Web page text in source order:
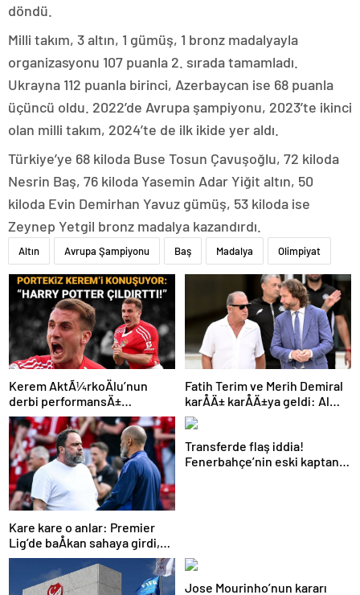
döndü.
Milli takım, 3 altın, 1 gümüş, 1 bronz madalyayla
organizasyonu 107 puanla 2. sırada tamamladı.
Ukrayna 112 puanla birinci, Azerbaycan ise 68 puanla
üçüncü oldu. 2022’de Avrupa şampiyonu, 2023’te ikinci
olan milli takım, 2024’te de ilk ikide yer aldı.
Türkiye’ye 68 kiloda Buse Tosun Çavuşoğlu, 72 kiloda
Nesrin Baş, 76 kiloda Yasemin Adar Yiğit altın, 50
kiloda Evin Demirhan Yavuz gümüş, 53 kiloda ise
Zeynep Yetgil bronz madalya kazandırdı.
Altın Avrupa Şampiyonu Baş Madalya Olimpiyat
Kerem AktÃ¼rkoÄlu’nun
derbi performansÄ±
Portekiz’i bÃ¼yÃ¼ledi:
“Harry Potter Ã§Ä±ldÄ±rttÄ±!”
Fatih Terim ve Merih Demiral
karÅÄ± karÅÄ±ya geldi: Al
Shabab, Al Ahli’yi maÄlup etti
Kare kare o anlar: Premier
Lig’de baÅkan sahaya girdi,
teknik direktÃ¶rÃ¼
azarladÄ±!
Transferde flaş iddia!
Fenerbahçe’nin eski kaptanı
Jose Mourinho’nun kararı